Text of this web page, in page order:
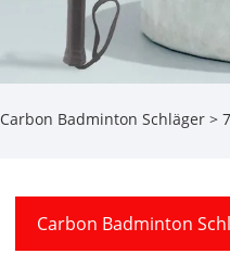
Carbon Badminton Schläger>
Carbon Badminton